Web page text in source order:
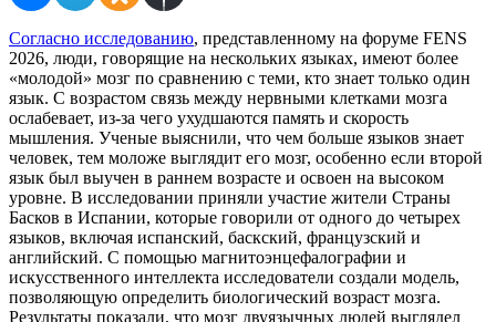
Согласно исследованию, представленному на форуме FENS
2026, люди, говорящие на нескольких языках, имеют более
«молодой» мозг по сравнению с теми, кто знает только один
язык. С возрастом связь между нервными клетками мозга
ослабевает, из-за чего ухудшаются память и скорость
мышления. Ученые выяснили, что чем больше языков знает
человек, тем моложе выглядит его мозг, особенно если второй
язык был выучен в раннем возрасте и освоен на высоком
уровне. В исследовании приняли участие жители Страны
Басков в Испании, которые говорили от одного до четырех
языков, включая испанский, баскский, французский и
английский. С помощью магнитоэнцефалографии и
искусственного интеллекта исследователи создали модель,
позволяющую определить биологический возраст мозга.
Результаты показали, что мозг двуязычных людей выглядел